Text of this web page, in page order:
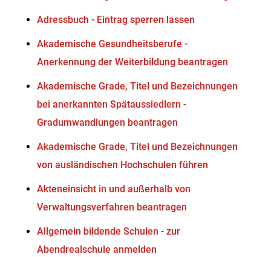
Adressbuch - Eintrag sperren lassen
Akademische Gesundheitsberufe -
Anerkennung der Weiterbildung beantragen
Akademische Grade, Titel und Bezeichnungen
bei anerkannten Spätaussiedlern -
Gradumwandlungen beantragen
Akademische Grade, Titel und Bezeichnungen
von ausländischen Hochschulen führen
Akteneinsicht in und außerhalb von
Verwaltungsverfahren beantragen
Allgemein bildende Schulen - zur
Abendrealschule anmelden